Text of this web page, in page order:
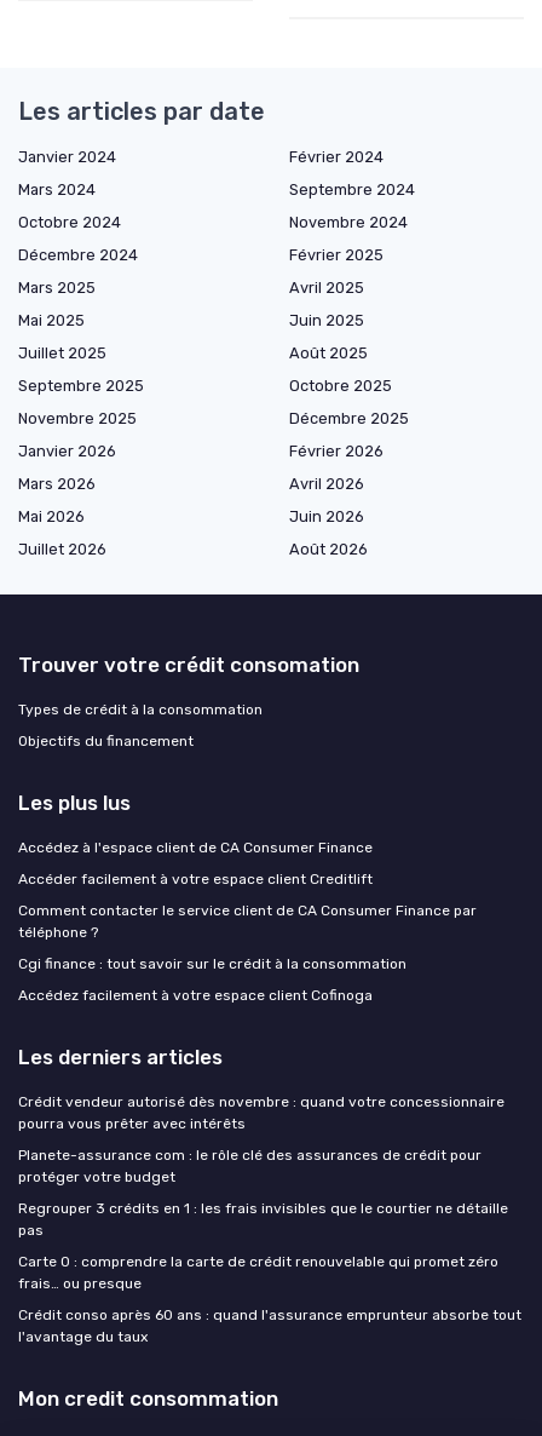
Les articles par date
Janvier 2024
Février 2024
Mars 2024
Septembre 2024
Octobre 2024
Novembre 2024
Décembre 2024
Février 2025
Mars 2025
Avril 2025
Mai 2025
Juin 2025
Juillet 2025
Août 2025
Septembre 2025
Octobre 2025
Novembre 2025
Décembre 2025
Janvier 2026
Février 2026
Mars 2026
Avril 2026
Mai 2026
Juin 2026
Juillet 2026
Août 2026
Trouver votre crédit consomation
Types de crédit à la consommation
Objectifs du financement
Les plus lus
Accédez à l'espace client de CA Consumer Finance
Accéder facilement à votre espace client Creditlift
Comment contacter le service client de CA Consumer Finance par
téléphone ?
Cgi finance : tout savoir sur le crédit à la consommation
Accédez facilement à votre espace client Cofinoga
Les derniers articles
Crédit vendeur autorisé dès novembre : quand votre concessionnaire
pourra vous prêter avec intérêts
Planete-assurance com : le rôle clé des assurances de crédit pour
protéger votre budget
Regrouper 3 crédits en 1 : les frais invisibles que le courtier ne détaille
pas
Carte 0 : comprendre la carte de crédit renouvelable qui promet zéro
frais… ou presque
Crédit conso après 60 ans : quand l'assurance emprunteur absorbe tout
l'avantage du taux
Mon credit consommation